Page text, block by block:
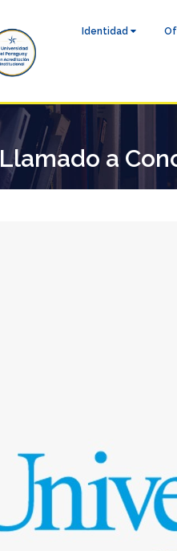
Identidad
Llamado a